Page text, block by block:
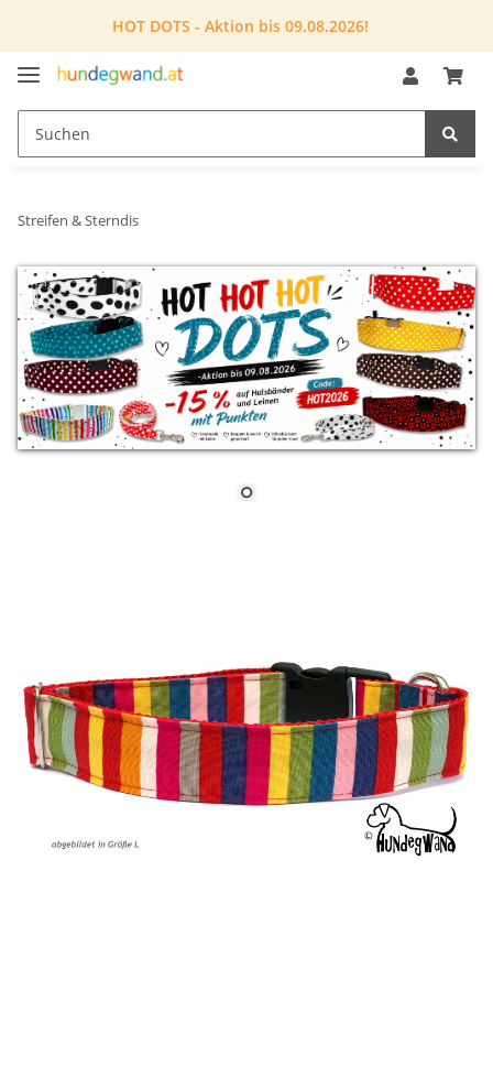
HOT DOTS - Aktion bis 09.08.2026!
Streifen & Sterndis